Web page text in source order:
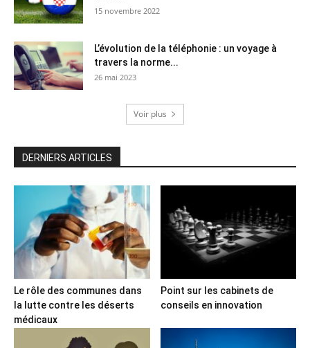
15 novembre 2022
L’évolution de la téléphonie : un voyage à
travers la norme...
26 mai 2023
Voir plus
DERNIERS ARTICLES
Le rôle des communes dans
la lutte contre les déserts
médicaux
Point sur les cabinets de
conseils en innovation